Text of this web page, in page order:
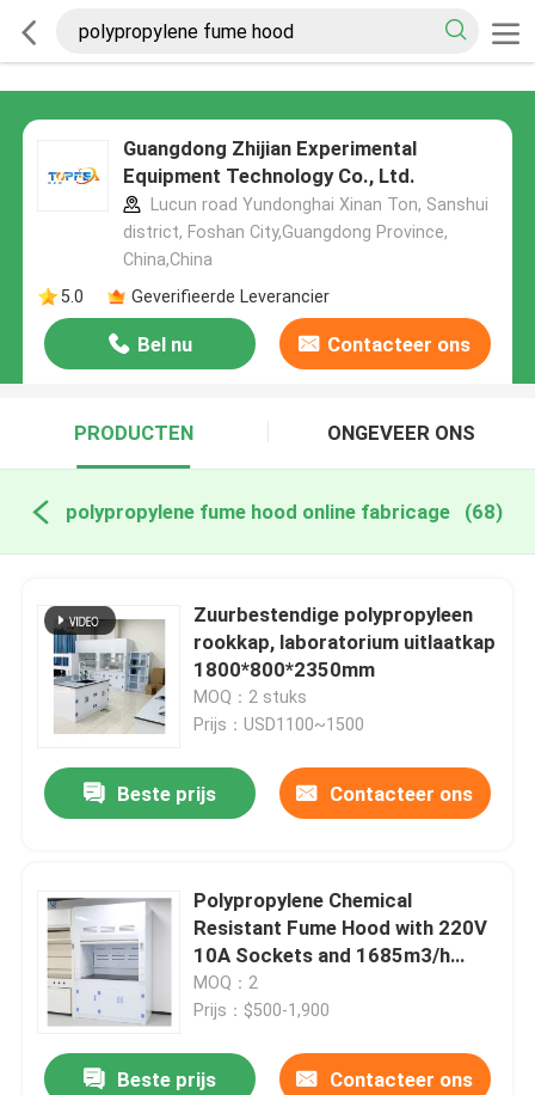
Guangdong Zhijian Experimental
Equipment Technology Co., Ltd.
Lucun road Yundonghai Xinan Ton, Sanshui
district, Foshan City,Guangdong Province,
China,China
5.0
Geverifieerde Leverancier
Bel nu Contacteer ons
PRODUCTEN ONGEVEER ONS
polypropylene fume hood online fabricage (68)
Zuurbestendige polypropyleen
rookkap, laboratorium uitlaatkap
1800*800*2350mm
MOQ：2 stuks
Prijs：USD1100~1500
Beste prijs Contacteer ons
Polypropylene Chemical
Resistant Fume Hood with 220V
10A Sockets and 1685m3/h
Exhaust Volume
MOQ：2
Prijs：$500-1,900
Beste prijs Contacteer ons